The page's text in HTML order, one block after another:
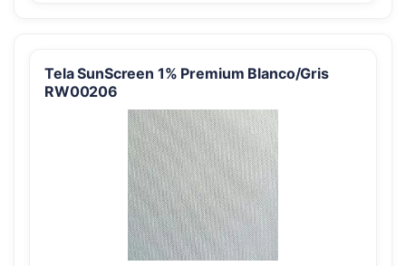
Tela SunScreen 1% Premium Blanco/Gris
RW00206